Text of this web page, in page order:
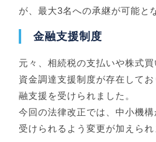
が、最大3名への承継が可能と
金融支援制度
元々、相続税の支払いや株式
資金調達支援制度が存在して
融支援を受けられました。
今回の法律改正では、中小機
受けられるよう変更が加えられ